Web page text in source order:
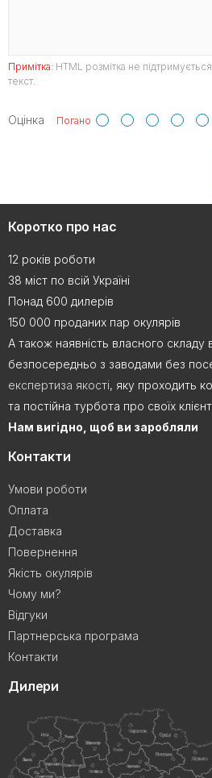
Примітка: HTML розмітка не
текст.
Оцінка Погано
Коротко про нас
12 років роботи
38 міст по всій Україні
Понад 600 дилерів
150 000 проданих пар окулярів
А також наявність власного складу
безпосередньо з заводами без
експертиза якості, яку проходить
та постійна турбота про своїх
Нам вигідно, щоб ви заробляли
Контакти
Умови роботи
Оплата
Доставка
Повернення
Якість окулярів
Чому ми?
Відгуки
Партнерська програма
Контакти
Дилери